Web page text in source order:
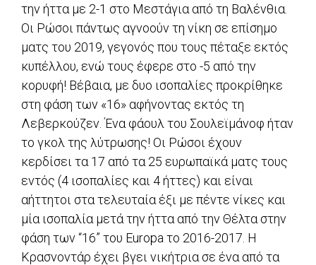
την ήττα με 2-1 στο Μεστάγια από τη Βαλένθια.
Οι Ρώσοι πάντως αγνοούν τη νίκη σε επίσημο
ματς του 2019, γεγονός που τους πέταξε εκτός
κυπέλλου, ενώ τους έφερε στο -5 από την
κορυφή! Βέβαια, με δυο ισοπαλίες προκρίθηκε
στη φάση των «16» αφήνοντας εκτός τη
Λεβερκούζεν. Ένα φάουλ του Σουλεϊμάνοφ ήταν
το γκολ της λύτρωσης! Οι Ρώσοι έχουν
κερδίσει τα 17 από τα 25 ευρωπαϊκά ματς τους
εντός (4 ισοπαλίες και 4 ήττες) και είναι
αήττητοι στα τελευταία έξι με πέντε νίκες και
μία ισοπαλία μετά την ήττα από την Θέλτα στην
φάση των “16” του Europa το 2016-2017. Η
Κρασνοντάρ έχει βγει νικήτρια σε ένα από τα